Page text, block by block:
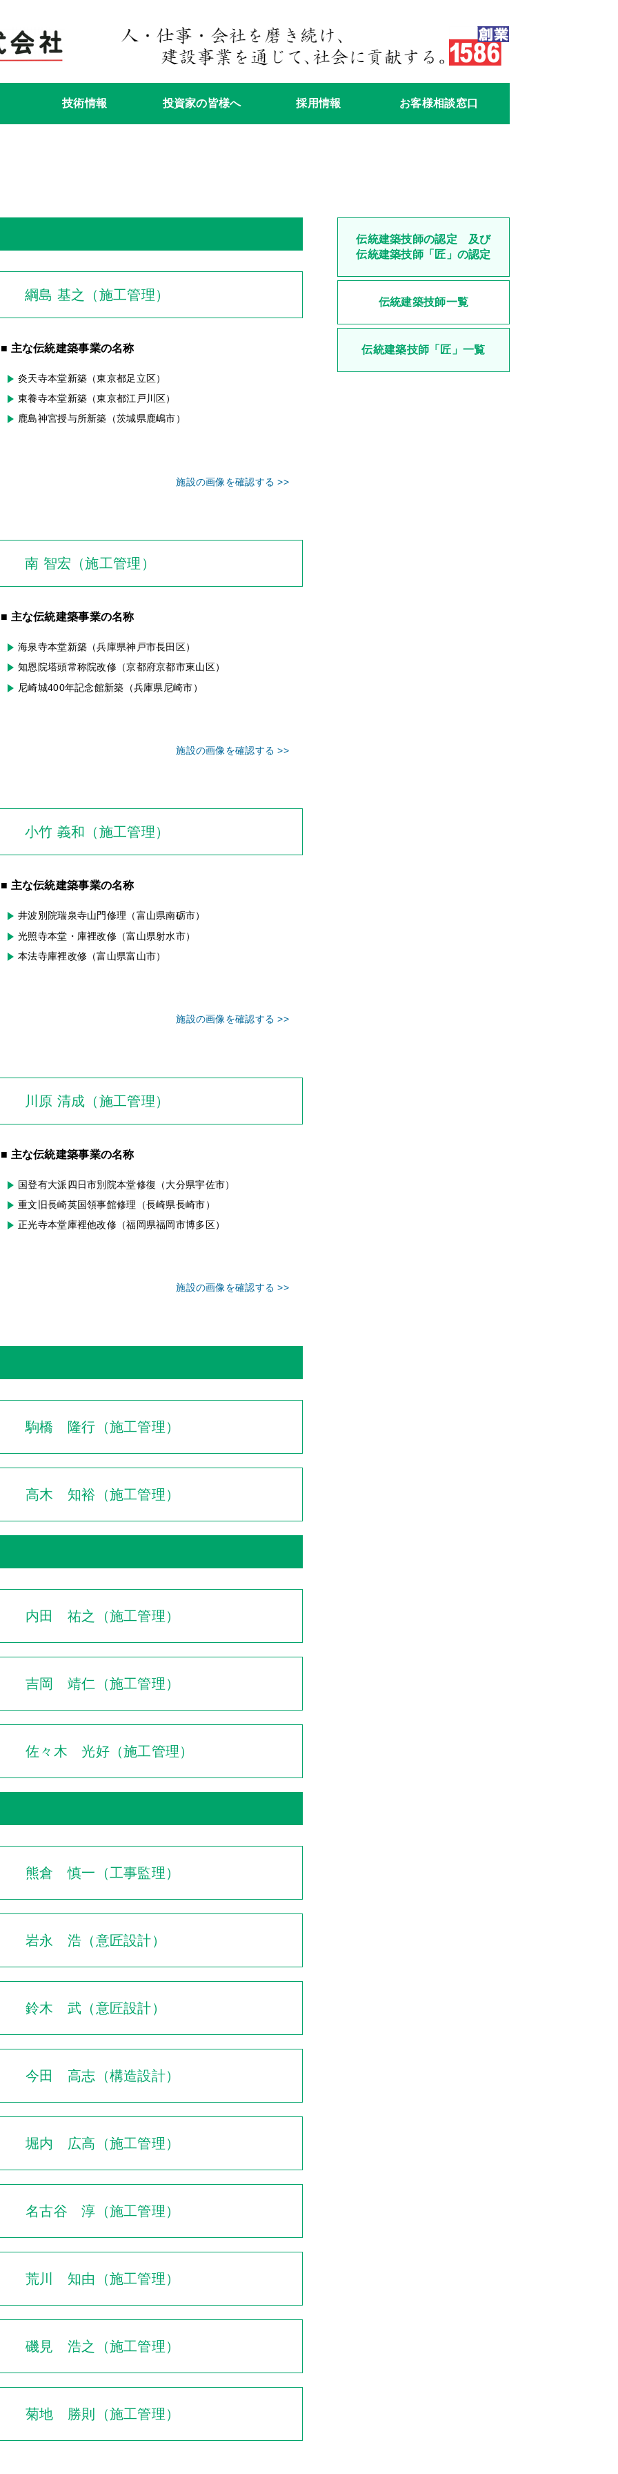
技術情報 投資家の皆様へ 採用情報 お客様相談窓口
綱島 基之（施工管理）
■ 主な伝統建築事業の名称
炎天寺本堂新築（東京都足立区）
東養寺本堂新築（東京都江戸川区）
鹿島神宮授与所新築（茨城県鹿嶋市）
施設の画像を確認する >>
南 智宏（施工管理）
■ 主な伝統建築事業の名称
海泉寺本堂新築（兵庫県神戸市長田区）
知恩院塔頭常称院改修（京都府京都市東山区）
尼崎城400年記念館新築（兵庫県尼崎市）
施設の画像を確認する >>
小竹 義和（施工管理）
■ 主な伝統建築事業の名称
井波別院瑞泉寺山門修理（富山県南砺市）
光照寺本堂・庫裡改修（富山県射水市）
本法寺庫裡改修（富山県富山市）
施設の画像を確認する >>
川原 清成（施工管理）
■ 主な伝統建築事業の名称
国登有大派四日市別院本堂修復（大分県宇佐市）
重文旧長崎英国領事館修理（長崎県長崎市）
正光寺本堂庫裡他改修（福岡県福岡市博多区）
施設の画像を確認する >>
駒橋 隆行（施工管理）
高木 知裕（施工管理）
内田 祐之（施工管理）
吉岡 靖仁（施工管理）
佐々木 光好（施工管理）
熊倉 慎一（工事監理）
岩永 浩（意匠設計）
鈴木 武（意匠設計）
今田 高志（構造設計）
堀内 広高（施工管理）
名古谷 淳（施工管理）
荒川 知由（施工管理）
磯見 浩之（施工管理）
菊地 勝則（施工管理）
伝統建築技師の認定 及び
伝統建築技師「匠」の認定
伝統建築技師一覧
伝統建築技師「匠」一覧